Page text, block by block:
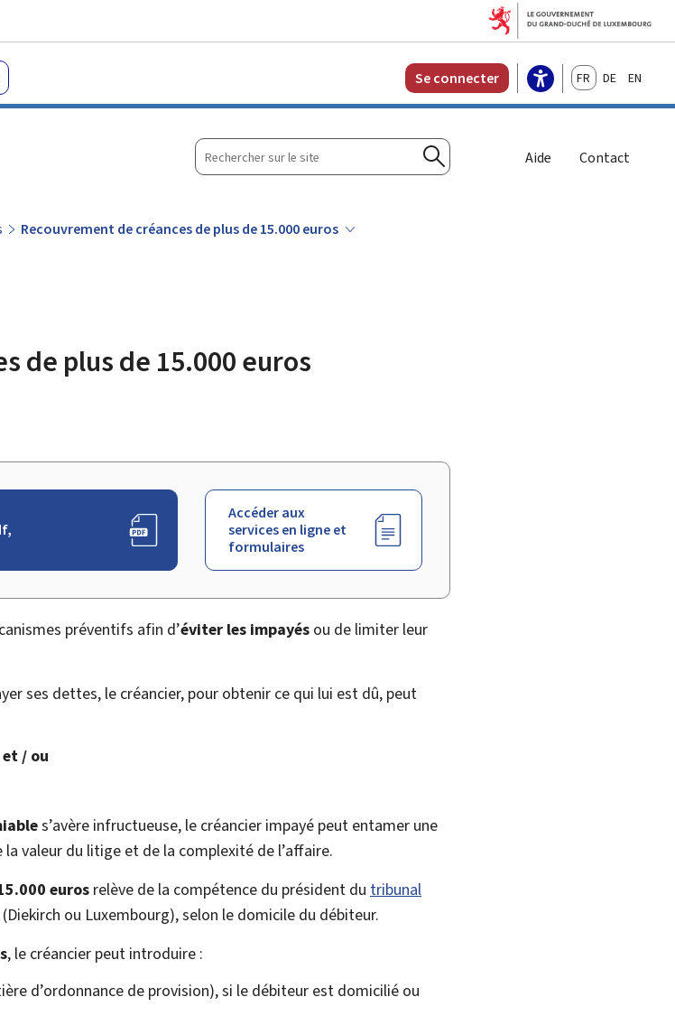
Se connecter FrançaisDeutschEnglish
Rechercher
sur
site
Rechercher
Aide Contact
Recouvrement de créances de plus de 15.000 euros
de plus de 15.000 euros
Accéder aux
services en ligne et
formulaires
préventifs afin d’éviter les impayés ou de limiter leur
ses dettes, le créancier, pour obtenir ce qui lui est dû, peut
et / ou
s’avère infructueuse, le créancier impayé peut entamer une
valeur du litige et de la complexité de l’affaire.
euros relève de la compétence du président du tribunal
ou Luxembourg), selon le domicile du débiteur.
, le créancier peut introduire :
d’ordonnance de provision), si le débiteur est domicilié ou